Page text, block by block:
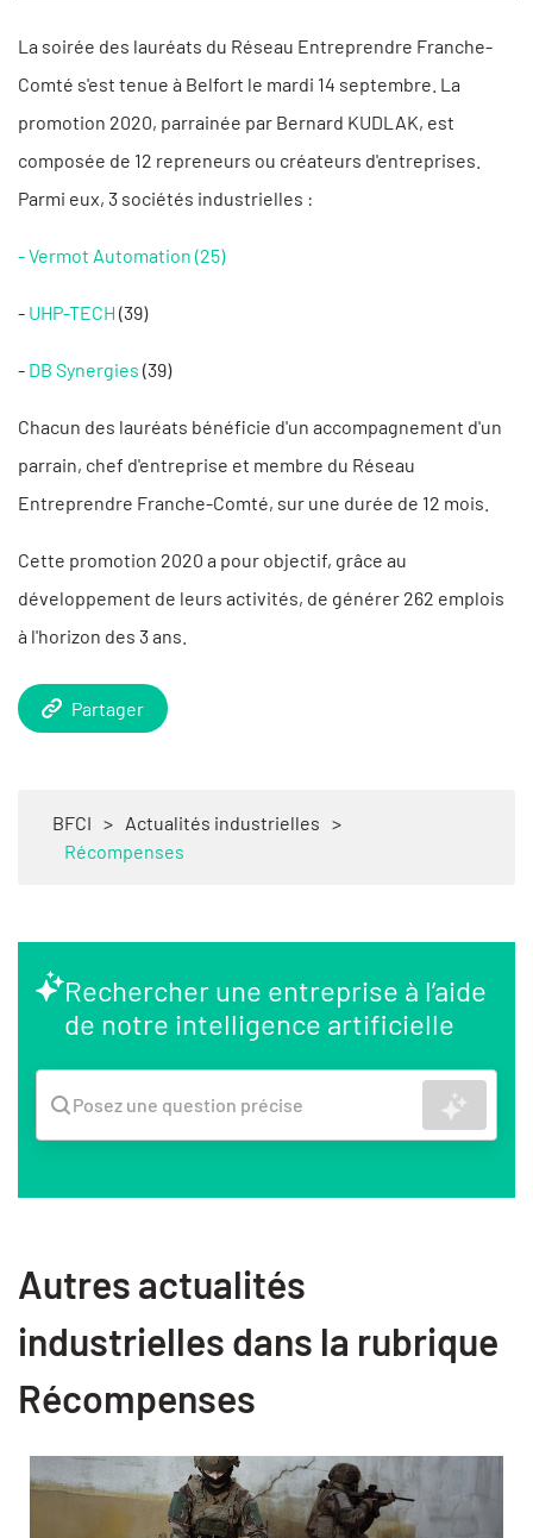
La soirée des lauréats du Réseau Entreprendre Franche-
Comté s'est tenue à Belfort le mardi 14 septembre. La
promotion 2020, parrainée par Bernard KUDLAK, est
composée de 12 repreneurs ou créateurs d'entreprises.
Parmi eux, 3 sociétés industrielles :
- Vermot Automation (25)
- UHP-TECH (39)
- DB Synergies (39)
Chacun des lauréats bénéficie d'un accompagnement d'un
parrain, chef d'entreprise et membre du Réseau
Entreprendre Franche-Comté, sur une durée de 12 mois.
Cette promotion 2020 a pour objectif, grâce au
développement de leurs activités, de générer 262 emplois
à l'horizon des 3 ans.
Partager
BFCI > Actualités industrielles >
Récompenses
Rechercher une entreprise à l’aide
de notre intelligence artificielle
Posez une question précise
Autres actualités
industrielles dans la rubrique
Récompenses